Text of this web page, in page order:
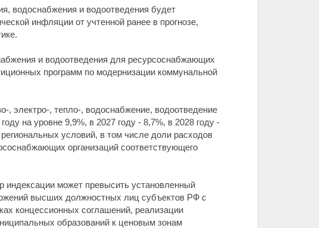
водоснабжения и водоотведения будет
инфляции от учтенной ранее в прогнозе,
и водоотведения для ресурсоснабжающих
программ по модернизации коммунальной
, электро-, тепло-, водоснабжение, водоотведение
на уровне 9,9%, в 2027 году - 8,7%, в 2028 году -
условий, в том числе доли расходов
организаций соответствующего
индексации может превысить установленный
высших должностных лиц субъектов РФ с
концессионных соглашений, реализации
образований к ценовым зонам